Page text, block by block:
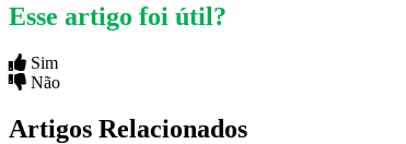
Esse artigo foi útil?
Sim
Não
Artigos Relacionados